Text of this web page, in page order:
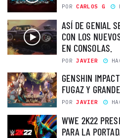
POR CARLOS G
ASÍ DE GENIAL
CON LOS
EN CONSOLAS.
POR JAVIER
GENSHIN
FUGAZ Y
POR JAVIER
WWE 2K22
PARA LA